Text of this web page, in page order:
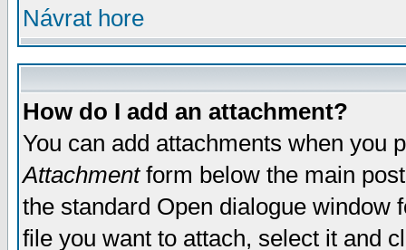
Návrat hore
How do I add an attachment?
You can add attachments when you
Attachmentform below the main
the standard Open dialogue window
file you want to attach, select it and